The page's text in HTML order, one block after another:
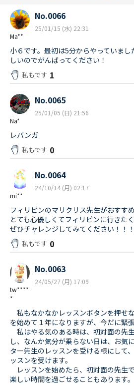
Ma**
No.0066
25/01/15 (水) 22:31
小６です。最初は5分からやっていま
しいのでがんばってください！
私もです 1
Na*
No.0065
25/01/05 (日) 21:56
レバンガ
私もです 0
mi**
No.0064
24/10/14 (月) 02:17
フィリピンのマリクリス先生がおすす
とても心優しくてフィリピンに行きた
ぜひチャレンジしてみてください！！！
私もです 0
tw****
*
No.0063
24/05/27 (月) 17:09
私もなかなかレッスンボタンを押せ
を始めて１年になりますが、今だに緊張
私はやる気のある時は、初対面の先
し、なんか気分が乗らない日は、お気
ター先生のレッスンを受ける様にして
ッスンを受けます。
レッスンを始めたら、初対面の先生
楽しい時間を過ごせることもあります。